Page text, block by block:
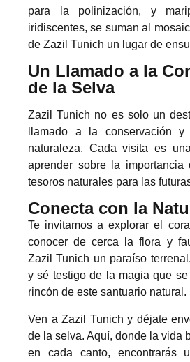
para la polinización, y
iridiscentes, se suman al
de Zazil Tunich un lugar de
Un Llamado a la
de la Selva
Zazil Tunich no es solo un
llamado a la conservación
naturaleza. Cada visita es
aprender sobre la importancia
tesoros naturales para las
Conecta con la
Te invitamos a explorar el
conocer de cerca la flora y
Zazil Tunich un paraíso terrenal.
y sé testigo de la magia que
rincón de este santuario natural.
Ven a Zazil Tunich y déjate
de la selva. Aquí, donde la vida
en cada canto, encontrarás